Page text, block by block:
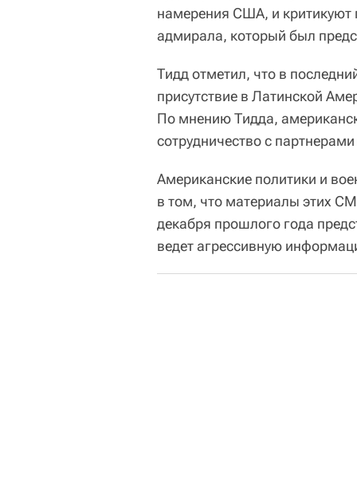
намерения США, и
адмирала, который был
Тидд отметил, что в
присутствие в Латинской
По мнению Тидда,
сотрудничество с
Американские политики и
в том, что материалы этих
декабря прошлого года
ведет агрессивную